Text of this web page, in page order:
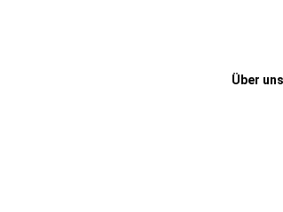
Über uns